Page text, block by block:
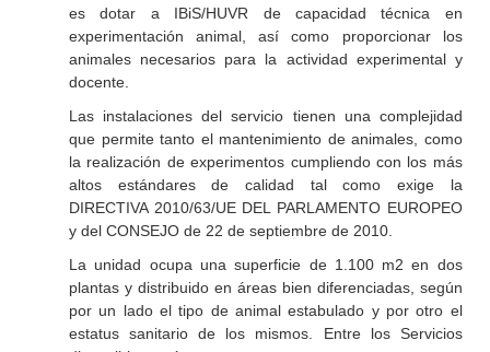
es dotar a IBiS/HUVR de capacidad técnica en
experimentación animal, así como proporcionar los
animales necesarios para la actividad experimental y
docente.
Las instalaciones del servicio tienen una complejidad
que permite tanto el mantenimiento de animales, como
la realización de experimentos cumpliendo con los más
altos estándares de calidad tal como exige la
DIRECTIVA 2010/63/UE DEL PARLAMENTO EUROPEO
y del CONSEJO de 22 de septiembre de 2010.
La unidad ocupa una superficie de 1.100 m2 en dos
plantas y distribuido en áreas bien diferenciadas, según
por un lado el tipo de animal estabulado y por otro el
estatus sanitario de los mismos. Entre los Servicios